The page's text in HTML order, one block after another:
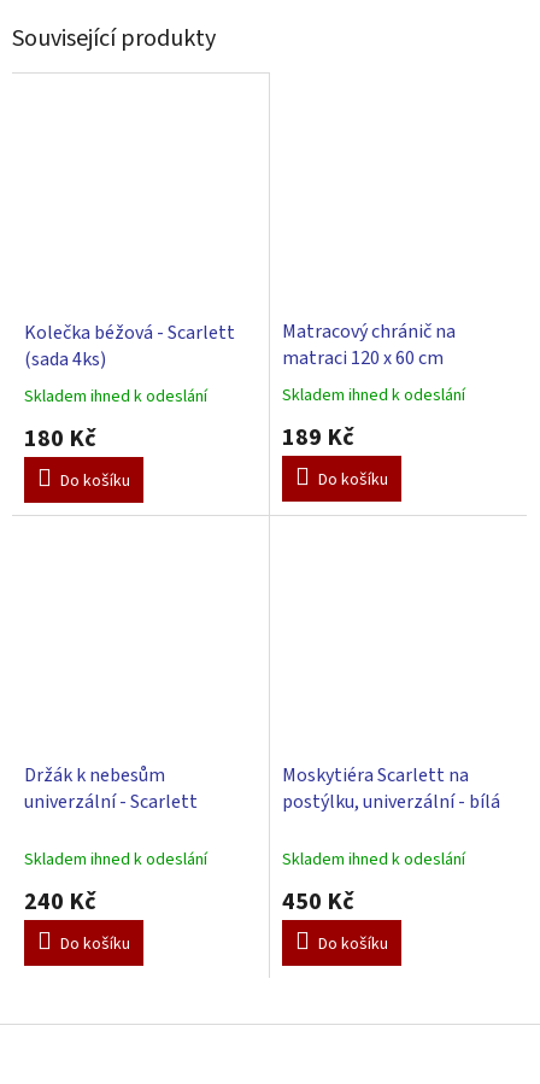
Související produkty
Kolečka béžová - Scarlett
(sada 4ks)
Průměrné
hodnocení
produktu
3,0
z
Skladem ihned k odeslání
180 Kč
Do košíku
Matracový chránič na
matraci 120 x 60 cm
Průměrné
hodnocení
produktu
5,0
z
Skladem ihned k odeslání
189 Kč
Do košíku
Držák k nebesům
univerzální - Scarlett
Skladem ihned k odeslání
240 Kč
Do košíku
Moskytiéra Scarlett na
postýlku, univerzální - bílá
Skladem ihned k odeslání
450 Kč
Do košíku
Z